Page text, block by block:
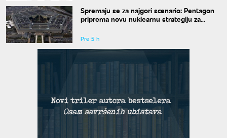
Spremaju se za najgori scenario: Pentagon
priprema novu nuklearnu strategiju za
Pre 5 h